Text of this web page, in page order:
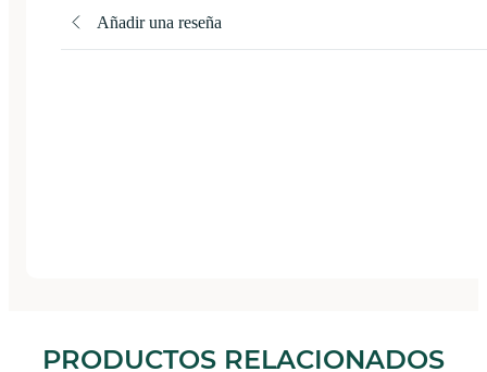
Añadir una reseña
PRODUCTOS RELACIONADOS